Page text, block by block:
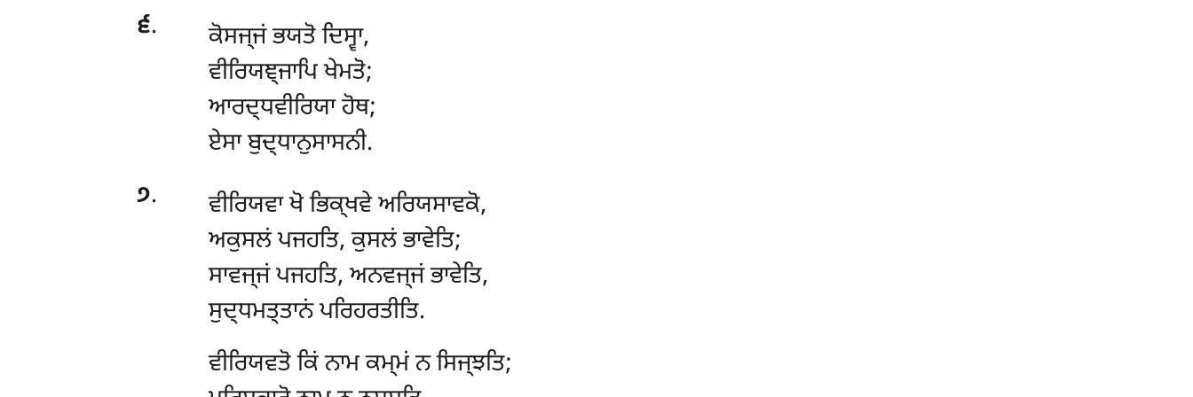
੬. ਕੋਸਜ੍ਜਂਭਯਤੋ ਦਿਸ੍ਵਾ,
ਵੀਰਿਯਞ੍ਜਾਪਿ ਖੇਮਤੋ;
ਆਰਦ੍ਧਵੀਰਿਯਾ ਹੋਥ;
ਏਸਾ ਬੁਦ੍ਧਾਨੁਸਾਸਨੀ.
੭. ਵੀਰਿਯਵਾਖੋ ਭਿਕ੍ਖਵੇ ਅਰਿਯਸਾਵਕੋ,
ਅਕੁਸਲਂ ਪਜਹਤਿ, ਕੁਸਲਂ ਭਾਵੇਤਿ;
ਸਾਵਜ੍ਜਂ ਪਜਹਤਿ, ਅਨਵਜ੍ਜਂ ਭਾਵੇਤਿ,
ਸੁਦ੍ਧਮਤ੍ਤਾਨਂ ਪਰਿਹਰਤੀਤਿ.
ਵੀਰਿਯਵਤੋਕਿਂ ਨਾਮ ਕਮ੍ਮਂ ਨ ਸਿਜ੍ਝਤਿ;